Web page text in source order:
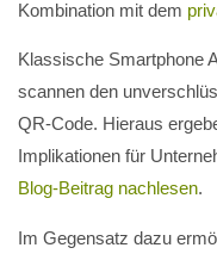
Kombination mit dem
Klassische Smartphone
scannen den
QR-Code. Hieraus
Implikationen für
Blog-Beitrag nachlesen.
Im Gegensatz dazu